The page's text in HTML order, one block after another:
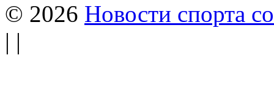
© 2026 Новости спорта
| |